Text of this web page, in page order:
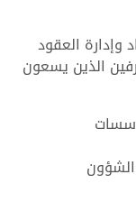
وإدارة العقود
الذين يسعون